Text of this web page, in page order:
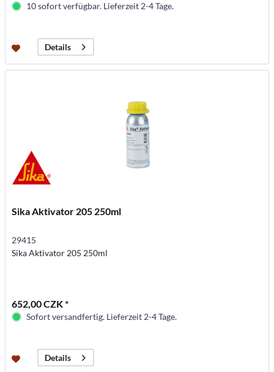
10 sofort verfügbar. Lieferzeit 2-4 Tage.
Details
Sika Aktivator 205 250ml
29415
Sika Aktivator 205 250ml
652,00 CZK *
Sofort versandfertig. Lieferzeit 2-4 Tage.
Details